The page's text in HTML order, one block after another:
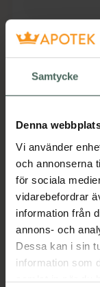
Samtycke
Denna
Vi använder
och annonserna
för sociala
vidarebefordrar
information från
annons- och
Dessa kan i sin
information som
samlat in när du
Fler
Aktuella
Beskrivning
Oral-B
densitet
tänderna i
tänderna
mot
Jämförpris
EAN:
Kategorier: